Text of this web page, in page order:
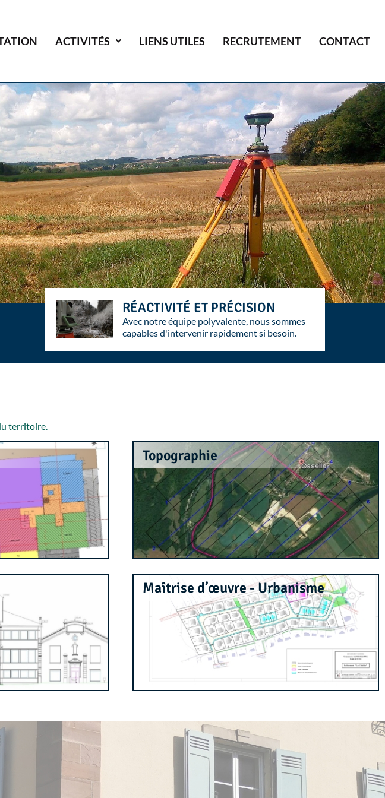
ACTIVITÉS LIENS UTILES RECRUTEMENT CONTACT
RÉACTIVITÉ ET PRÉCISION
Avec notre équipe polyvalente, nous sommes
capables d'intervenir rapidement si besoin.
territoire.
Topographie
Maîtrise d’œuvre - Urbanisme